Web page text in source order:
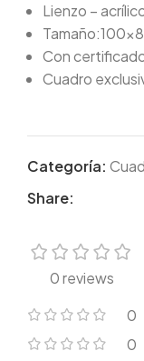
Lienzo –
Con
Cuadro
Categoría:
Share:
0 reviews
0
0